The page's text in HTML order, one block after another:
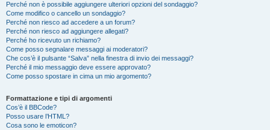
Perché non è possibile aggiungere ulteriori opzioni del sondaggio?
Come modifico o cancello un sondaggio?
Perché non riesco ad accedere a un forum?
Perché non riesco ad aggiungere allegati?
Perché ho ricevuto un richiamo?
Come posso segnalare messaggi ai moderatori?
Che cos’è il pulsante “Salva” nella finestra di invio dei messaggi?
Perché il mio messaggio deve essere approvato?
Come posso spostare in cima un mio argomento?
Formattazione e tipi di argomenti
Cos’è il BBCode?
Posso usare l’HTML?
Cosa sono le emoticon?